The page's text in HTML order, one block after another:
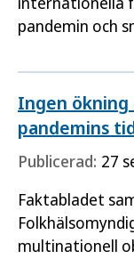
pandemin och
unga vuxna,
Ingen ökning
pandemins
Publicerad: 27
Faktabladet
multinationell